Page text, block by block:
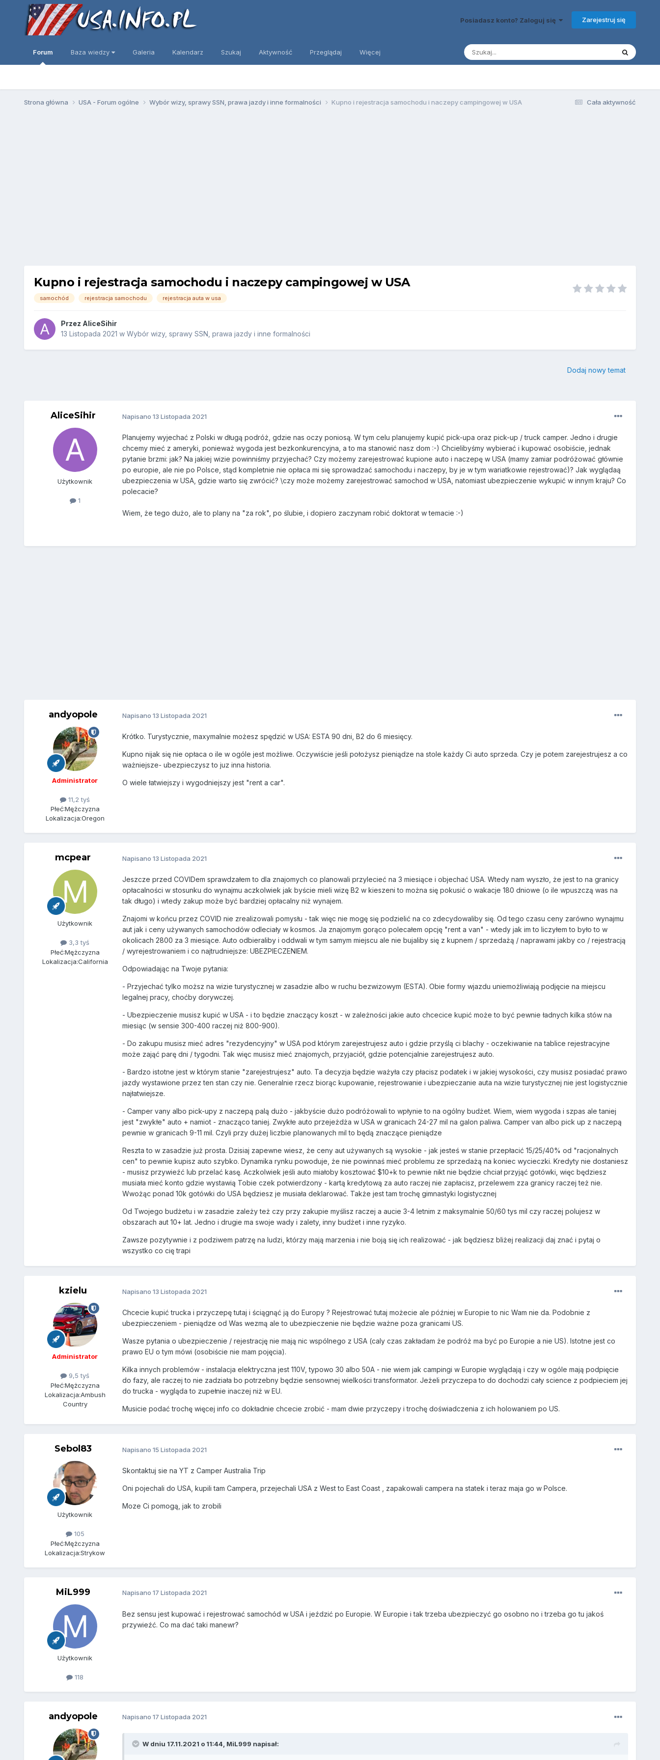
Posiadasz konto? Zaloguj się Zarejestruj się
Forum Baza wiedzy Galeria Kalendarz Szukaj Aktywność Przeglądaj Więcej
Cała aktywność
Strona główna USA - Forum ogólne Wybór wizy, sprawy SSN, prawa jazdy i inne formalności Kupno i rejestracja samochodu i naczepy campingowej w USA
Kupno i rejestracja samochodu i naczepy campingowej w USA
samochód rejestracja samochodu rejestracja auta w usa
Przez AliceSihir
13 Listopada 2021 w Wybór wizy, sprawy SSN, prawa jazdy i inne formalności
Dodaj nowy temat
AliceSihir
Użytkownik
1
Napisano 13 Listopada 2021
Planujemy wyjechać z Polski w długą podróż, gdzie nas oczy poniosą. W tym celu planujemy kupić pick-upa oraz pick-up / truck camper. Jedno i drugie
chcemy mieć z ameryki, ponieważ wygoda jest bezkonkurencyjna, a to ma stanowić nasz dom :-) Chcielibyśmy wybierać i kupować osobiście, jednak
pytanie brzmi: jak? Na jakiej wizie powinniśmy przyjechać? Czy możemy zarejestrować kupione auto i naczepę w USA (mamy zamiar podróżować głównie
po europie, ale nie po Polsce, stąd kompletnie nie opłaca mi się sprowadzać samochodu i naczepy, by je w tym wariatkowie rejestrować)? Jak wyglądaą
ubezpieczenia w USA, gdzie warto się zwrócić? \czy może możemy zarejestrować samochod w USA, natomiast ubezpieczenie wykupić w innym kraju? Co
polecacie?
Wiem, że tego dużo, ale to plany na "za rok", po ślubie, i dopiero zaczynam robić doktorat w temacie :-)
andyopole
Administrator
11,2 tyś
Płeć:Mężczyzna
Lokalizacja:Oregon
Napisano 13 Listopada 2021
Krótko. Turystycznie, maxymalnie możesz spędzić w USA: ESTA 90 dni, B2 do 6 miesięcy.
Kupno nijak się nie opłaca o ile w ogóle jest możliwe. Oczywiście jeśli położysz pieniądze na stole każdy Ci auto sprzeda. Czy je potem zarejestrujesz a co
ważniejsze- ubezpieczysz to juz inna historia.
O wiele łatwiejszy i wygodniejszy jest "rent a car".
mcpear
Użytkownik
3,3 tyś
Płeć:Mężczyzna
Lokalizacja:California
Napisano 13 Listopada 2021
Jeszcze przed COVIDem sprawdzałem to dla znajomych co planowali przylecieć na 3 miesiące i objechać USA. Wtedy nam wyszło, że jest to na granicy
opłacalności w stosunku do wynajmu aczkolwiek jak byście mieli wizę B2 w kieszeni to można się pokusić o wakacje 180 dniowe (o ile wpuszczą was na
tak długo) i wtedy zakup może być bardziej opłacalny niż wynajem.
Znajomi w końcu przez COVID nie zrealizowali pomysłu - tak więc nie mogę się podzielić na co zdecydowaliby się. Od tego czasu ceny zarówno wynajmu
aut jak i ceny używanych samochodów odleciały w kosmos. Ja znajomym gorąco polecałem opcję "rent a van" - wtedy jak im to liczyłem to było to w
okolicach 2800 za 3 miesiące. Auto odbieraliby i oddwali w tym samym miejscu ale nie bujaliby się z kupnem / sprzedażą / naprawami jakby co / rejestracją
/ wyrejestrowaniem i co najtrudniejsze: UBEZPIECZENIEM.
Odpowiadając na Twoje pytania:
- Przyjechać tylko moższ na wizie turystycznej w zasadzie albo w ruchu bezwizowym (ESTA). Obie formy wjazdu uniemożliwiają podjęcie na miejscu
legalnej pracy, choćby dorywczej.
- Ubezpieczenie musisz kupić w USA - i to będzie znaczący koszt - w zależności jakie auto chcecice kupić może to być pewnie ładnych kilka stów na
miesiąc (w sensie 300-400 raczej niż 800-900).
- Do zakupu musisz mieć adres "rezydencyjny" w USA pod którym zarejestrujesz auto i gdzie przyślą ci blachy - oczekiwanie na tablice rejestracyjne
może zająć parę dni / tygodni. Tak więc musisz mieć znajomych, przyjaciół, gdzie potencjalnie zarejestrujesz auto.
- Bardzo istotne jest w którym stanie "zarejestrujesz" auto. Ta decyzja będzie ważyła czy płacisz podatek i w jakiej wysokości, czy musisz posiadać prawo
jazdy wystawione przez ten stan czy nie. Generalnie rzecz biorąc kupowanie, rejestrowanie i ubezpieczanie auta na wizie turystycznej nie jest logistycznie
najłatwiejsze.
- Camper vany albo pick-upy z naczepą palą dużo - jakbyście dużo podróżowali to wpłynie to na ogólny budżet. Wiem, wiem wygoda i szpas ale taniej
jest "zwykłe" auto + namiot - znacząco taniej. Zwykłe auto przejeżdża w USA w granicach 24-27 mil na galon paliwa. Camper van albo pick up z naczepą
pewnie w granicach 9-11 mil. Czyli przy dużej liczbie planowanych mil to będą znaczące pieniądze
Reszta to w zasadzie już prosta. Dzisiaj zapewne wiesz, że ceny aut używanych są wysokie - jak jesteś w stanie przepłacić 15/25/40% od "racjonalnych
cen" to pewnie kupisz auto szybko. Dynamika rynku powoduje, że nie powinnaś mieć problemu ze sprzedażą na koniec wycieczki. Kredyty nie dostaniesz
- musisz przywieźć lub przelać kasę. Aczkolwiek jeśli auto miałoby kosztować $10+k to pewnie nikt nie będzie chciał przyjąć gotówki, więc będziesz
musiała mieć konto gdzie wystawią Tobie czek potwierdzony - kartą kredytową za auto raczej nie zapłacisz, przelewem zza granicy raczej też nie.
Wwożąc ponad 10k gotówki do USA będziesz je musiała deklarować. Także jest tam trochę gimnastyki logistycznej
Od Twojego budżetu i w zasadzie zależy też czy przy zakupie myślisz raczej a aucie 3-4 letnim z maksymalnie 50/60 tys mil czy raczej polujesz w
obszarach aut 10+ lat. Jedno i drugie ma swoje wady i zalety, inny budżet i inne ryzyko.
Zawsze pozytywnie i z podziwem patrzę na ludzi, którzy mają marzenia i nie boją się ich realizować - jak będziesz bliżej realizacji daj znać i pytaj o
wszystko co cię trapi
kzielu
Administrator
9,5 tyś
Płeć:Mężczyzna
Lokalizacja:Ambush
Country
Napisano 13 Listopada 2021
Chcecie kupić trucka i przyczepę tutaj i ściągnąć ją do Europy ? Rejestrować tutaj możecie ale później w Europie to nic Wam nie da. Podobnie z
ubezpieczeniem - pieniądze od Was wezmą ale to ubezpieczenie nie będzie ważne poza granicami US.
Wasze pytania o ubezpieczenie / rejestrację nie mają nic wspólnego z USA (caly czas zakładam że podróż ma być po Europie a nie US). Istotne jest co
prawo EU o tym mówi (osobiście nie mam pojęcia).
Kilka innych problemów - instalacja elektryczna jest 110V, typowo 30 albo 50A - nie wiem jak campingi w Europie wyglądają i czy w ogóle mają podpięcie
do fazy, ale raczej to nie zadziała bo potrzebny będzie sensownej wielkości transformator. Jeżeli przyczepa to do dochodzi cały science z podpieciem jej
do trucka - wygląda to zupełnie inaczej niż w EU.
Musicie podać trochę więcej info co dokładnie chcecie zrobić - mam dwie przyczepy i trochę doświadczenia z ich holowaniem po US.
Sebol83
Użytkownik
105
Płeć:Mężczyzna
Lokalizacja:Strykow
Napisano 15 Listopada 2021
Skontaktuj sie na YT z Camper Australia Trip
Oni pojechali do USA, kupili tam Campera, przejechali USA z West to East Coast , zapakowali campera na statek i teraz maja go w Polsce.
Moze Ci pomogą, jak to zrobili
MiL999
Użytkownik
118
Napisano 17 Listopada 2021
Bez sensu jest kupować i rejestrować samochód w USA i jeździć po Europie. W Europie i tak trzeba ubezpieczyć go osobno no i trzeba go tu jakoś
przywieźć. Co ma dać taki manewr?
andyopole Napisano 17 Listopada 2021
W dniu 17.11.2021 o 11:44, MiL999 napisał: